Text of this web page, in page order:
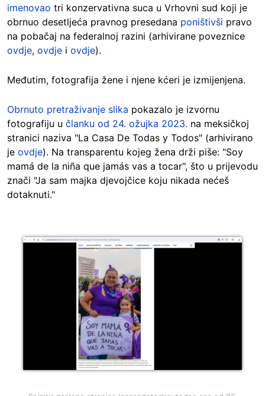
imenovao tri konzervativna suca u Vrhovni sud koji je
obrnuo desetljeća pravnog presedana poništivši pravo
na pobačaj na federalnoj razini (arhivirane poveznice
ovdje, ovdje i ovdje).
Međutim, fotografija žene i njene kćeri je izmijenjena.
Obrnuto pretraživanje slika pokazalo je izvornu
fotografiju u članku od 24. ožujka 2023. na meksičkoj
stranici naziva "La Casa De Todas y Todos" (arhivirano
je ovdje). Na transparentu kojeg žena drži piše: "Soy
mamá de la niña que jamás vas a tocar", što u prijevodu
znači "Ja sam majka djevojčice koju nikada nećeš
dotaknuti."
Image